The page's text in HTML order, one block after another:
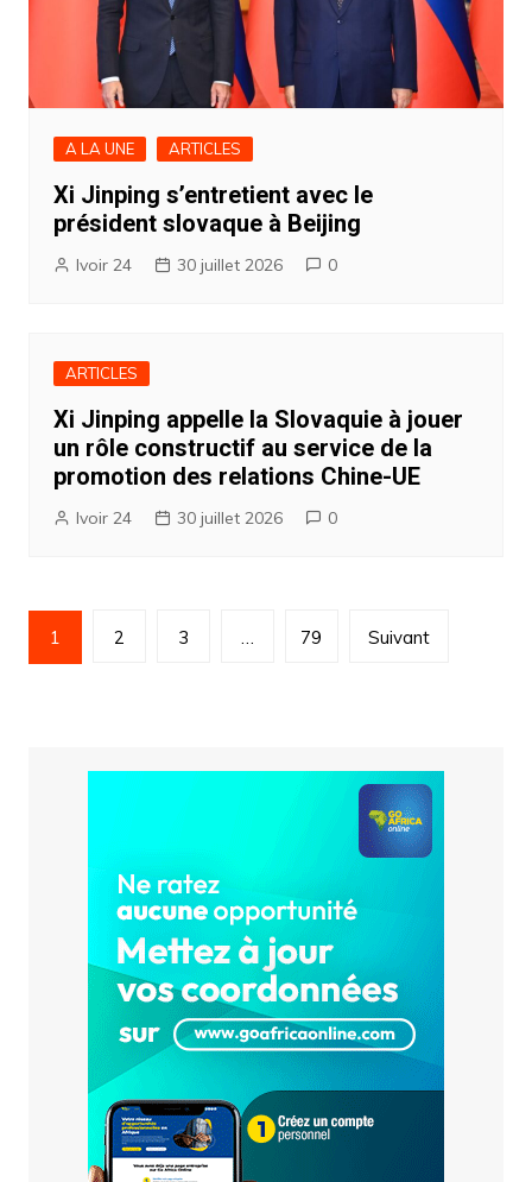
A LA UNE ARTICLES
Xi Jinping s’entretient avec le
président slovaque à Beijing
Ivoir 24 30 juillet 2026 0
ARTICLES
Xi Jinping appelle la Slovaquie à jouer
un rôle constructif au service de la
promotion des relations Chine-UE
Ivoir 24 30 juillet 2026 0
Pagination
des
1 2 3 79 Suivant